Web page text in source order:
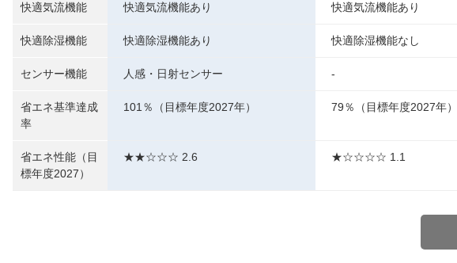
快適気流機能
快適除湿機能
センサー機能
省エネ基準達成
率
省エネ性能（目
標年度2027）
快適気流機能あり
快適除湿機能あり
人感・日射センサー
101％（目標年度2027年）
★★☆☆☆ 2.6
快適気流機能あり
快適除湿機能なし
-
79％（目標年度2027年）
★☆☆☆☆ 1.1